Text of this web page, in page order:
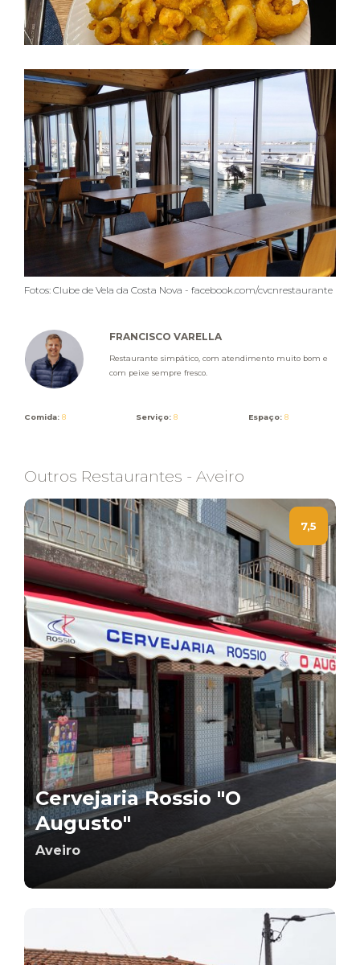
Fotos: Clube de Vela da Costa Nova - facebook.com/cvcnrestaurante
FRANCISCO VARELLA
Restaurante simpático, com atendimento muito bom e
com peixe sempre fresco.
Comida: 8 Serviço: 8 Espaço: 8
Outros Restaurantes - Aveiro
7,5
Cervejaria Rossio "O
Augusto"
Aveiro